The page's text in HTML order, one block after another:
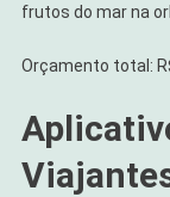
frutos do mar na
Orçamento total: